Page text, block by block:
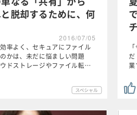
と脱却するために、何
2016/07/05
率よく、セキュアにファイル
かは、未だに悩ましい問題
ドストレージやファイル転…
業